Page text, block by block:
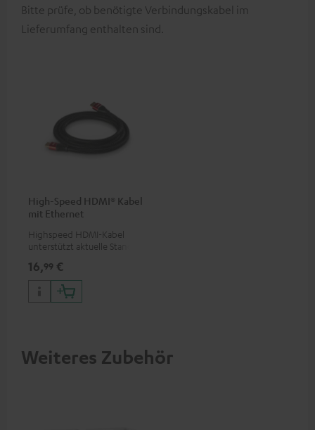
Bitte prüfe, ob benötigte Verbindungskabel im
Lieferumfang enthalten sind.
High-Speed HDMI® Kabel
mit Ethernet
Highspeed HDMI-Kabel
unterstützt aktuelle Standards
16,99 €
Weiteres Zubehör